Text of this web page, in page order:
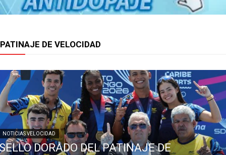
PATINAJE DE VELOCIDAD
NOTICIAS VELOCIDAD
DORADO DEL PATINAJE DE